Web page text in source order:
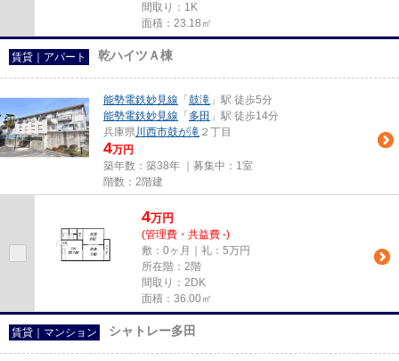
間取り：1K
面積：23.18㎡
賃貸｜アパート 乾ハイツＡ棟
能勢電鉄妙見線 「 鼓滝 」駅 徒歩5分
能勢電鉄妙見線 「 多田 」駅 徒歩14分
兵庫県川西市鼓が滝 ２丁目
4万円
築年数：築38年 ｜募集中： 1室
階数：2階建
4万円
(管理費・共益費 -)
敷：0ヶ月｜礼：5万円
所在階：2階
間取り：2DK
面積：36.00㎡
賃貸｜マンション シャトレー多田